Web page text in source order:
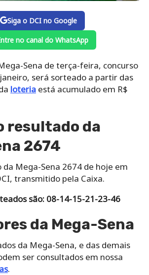
Siga o DCI no Google
no canal do WhatsApp
Sena de terça-feira, concurso
será sorteado a partir das
loteria está acumulado em R$
resultado da
2674
Mega-Sena 2674 de hoje em
transmitido pela Caixa.
são: 08-14-15-21-23-46
da Mega-Sena
da Mega-Sena, e das demais
ser consultados em nossa
.